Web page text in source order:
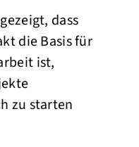
dass
die Basis für
ist,
zu starten